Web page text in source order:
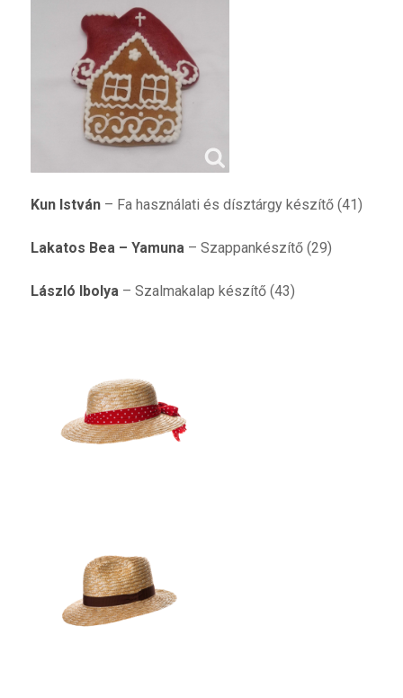
Kun István– Fa használati és dísztárgy készítő (41)
Lakatos Bea – Yamuna– Szappankészítő (29)
László Ibolya– Szalmakalap készítő (43)